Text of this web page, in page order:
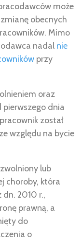
może
obecnych
Mimo
nadal nie
przy
oraz
pierwszego dnia
został
względu na bycie
lub
choroby, która
dn. 2010 r.,
prawną, a
do
o